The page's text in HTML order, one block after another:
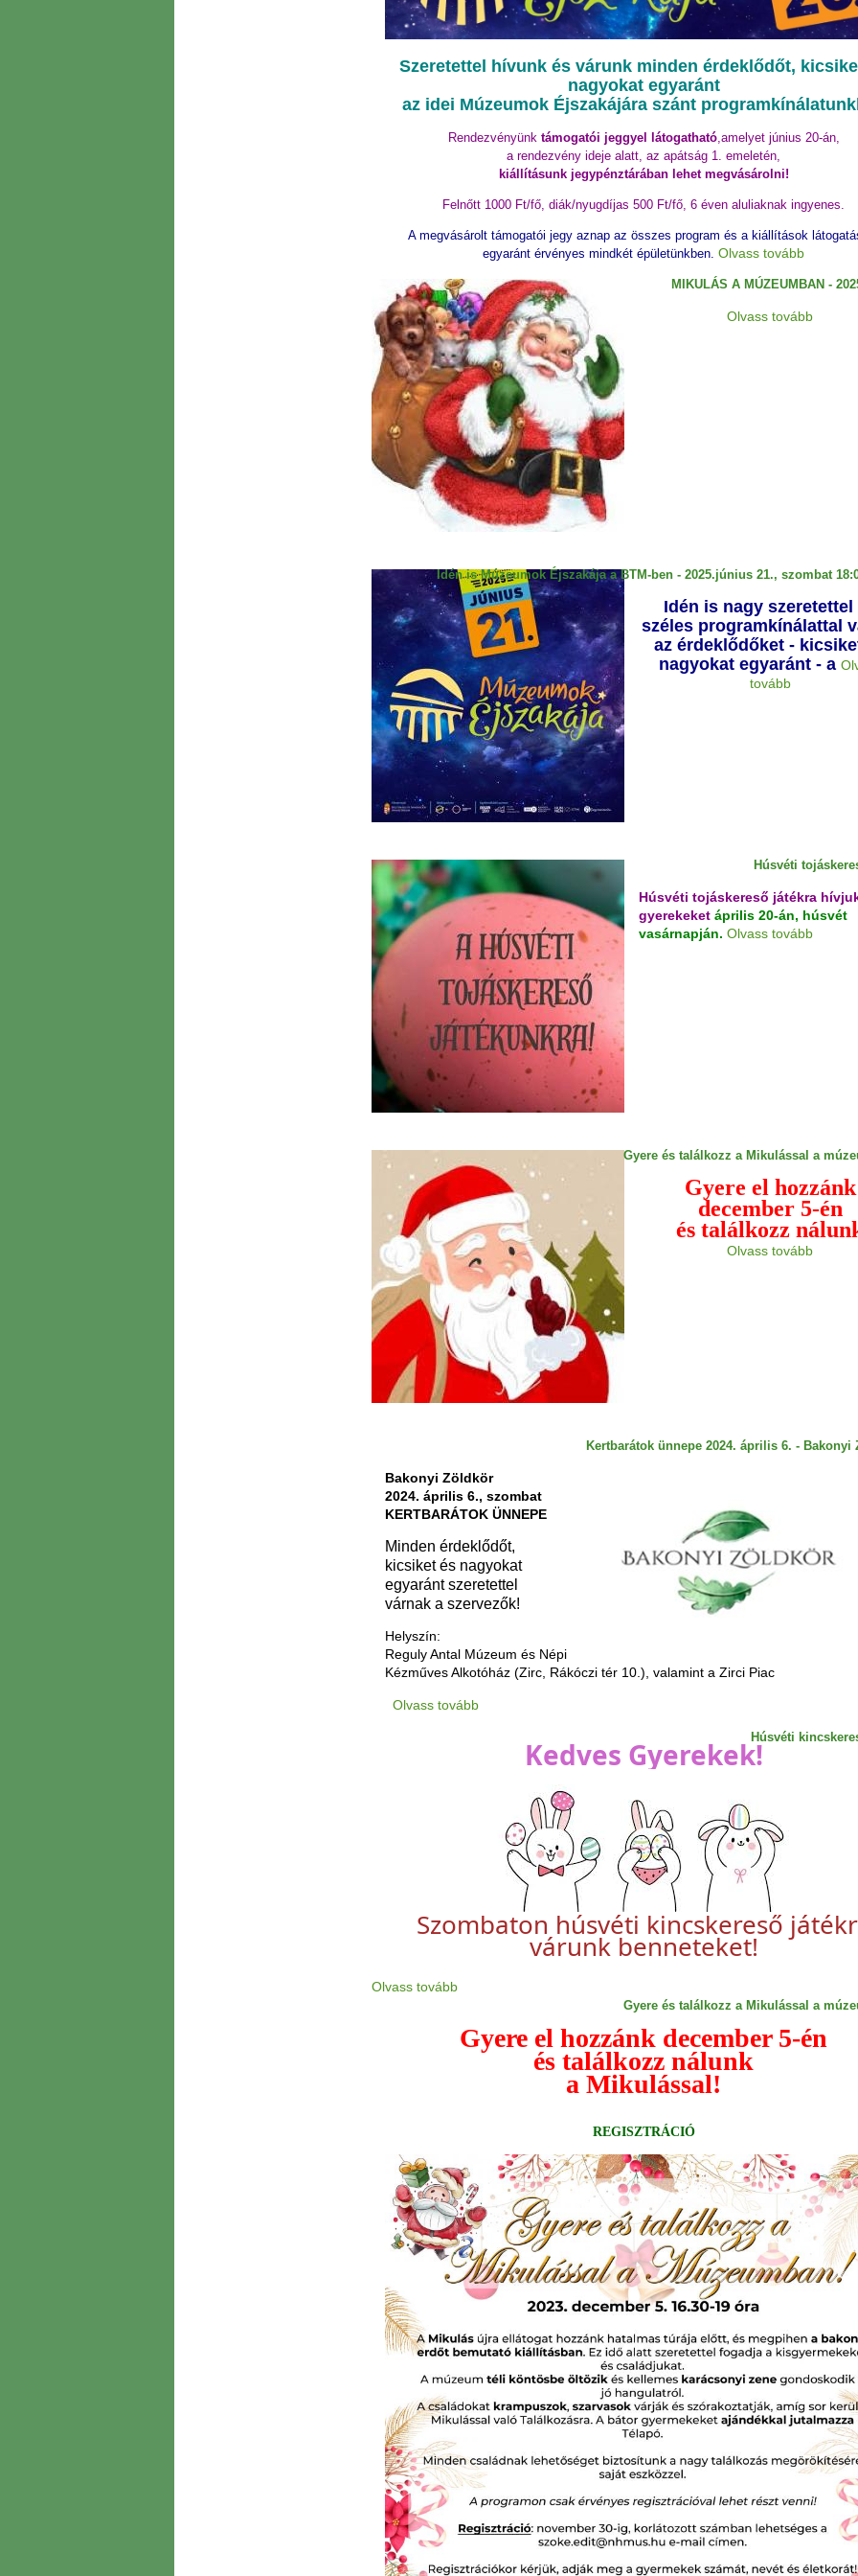
Szeretettel hívunk és várunk minden érdeklődőt,
nagyokat egyaránt
az idei Múzeumok Éjszakájára szánt
Rendezvényünk támogatói jeggyel látogatható,amelyet június 20-án,
a rendezvény ideje alatt, az apátság 1. emeletén,
kiállításunk jegypénztárában lehet megvásárolni!
Felnőtt 1000 Ft/fő, diák/nyugdíjas 500 Ft/fő, 6 éven aluliaknak ingyenes.
A megvásárolt támogatói jegy aznap az összes program és a kiállítások
egyaránt érvényes mindkét épületünkben. Olvass tovább
MIKULÁS A MÚZEUMBAN -
Olvass tovább
Idén is Múzeumok Éjszakája a BTM-ben - 2025.június 21., szombat
Idén is nagy szeretettel
széles programkínálattal
az érdeklődőket -
nagyokat egyaránt - a
tovább
Húsvéti
Húsvéti tojáskereső játékra
gyerekeket április 20-án, húsvét
vasárnapján. Olvass tovább
Gyere és találkozz a Mikulással a
Gyere el hozzánk
december 5-én
és találkozz
Olvass tovább
Kertbarátok ünnepe 2024. április 6. - Bakonyi
Bakonyi Zöldkör
2024. április 6., szombat
KERTBARÁTOK ÜNNEPE
Minden érdeklődőt,
kicsiket és nagyokat
egyaránt szeretettel
várnak a szervezők!
Helyszín:
Reguly Antal Múzeum és Népi
Kézműves Alkotóház (Zirc, Rákóczi tér 10.), valamint a Zirci Piac
Olvass tovább
Húsvéti
Kedves Gyerekek!
Szombaton húsvéti kincskereső
várunk benneteket!
Olvass tovább
Gyere és találkozz a Mikulással a
Gyere el hozzánk december 5-én
és találkozz nálunk
a Mikulással!
REGISZTRÁCIÓ